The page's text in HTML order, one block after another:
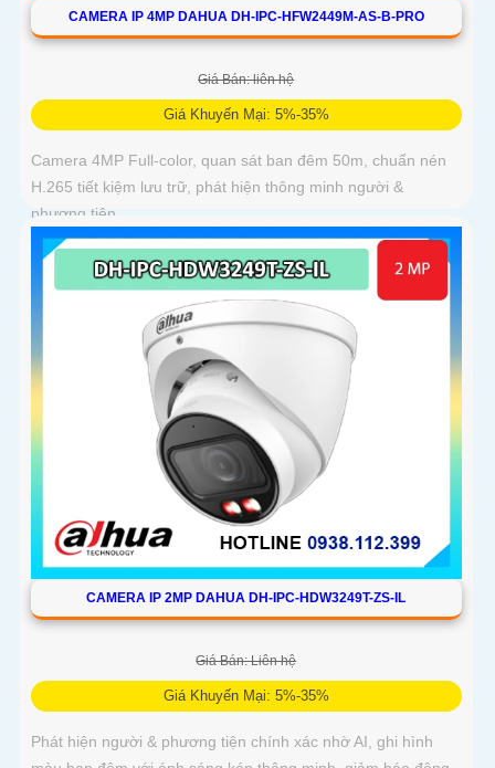
CAMERA IP 4MP DAHUA DH-IPC-HFW2449M-AS-B-PRO
Giá Bán: liên hệ
Giá Khuyến Mại: 5%-35%
Camera 4MP Full-color, quan sát ban đêm 50m, chuẩn nén
H.265 tiết kiệm lưu trữ, phát hiện thông minh người &
phương tiện
CAMERA IP 2MP DAHUA DH-IPC-HDW3249T-ZS-IL
Giá Bán: Liên hệ
Giá Khuyến Mại: 5%-35%
Phát hiện người & phương tiện chính xác nhờ AI, ghi hình